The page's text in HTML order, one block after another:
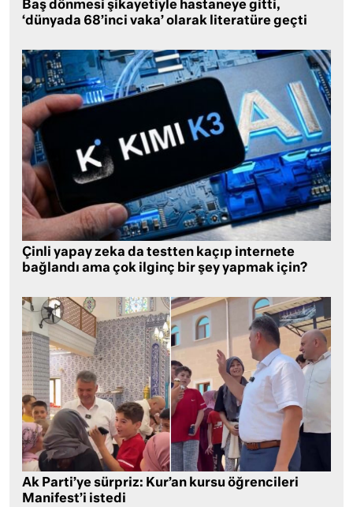
Baş dönmesi şikayetiyle hastaneye gitti,
‘dünyada 68’inci vaka’ olarak literatüre geçti
Çinli yapay zeka da testten kaçıp internete
bağlandı ama çok ilginç bir şey yapmak için?
Ak Parti’ye sürpriz: Kur’an kursu öğrencileri
Manifest’i istedi